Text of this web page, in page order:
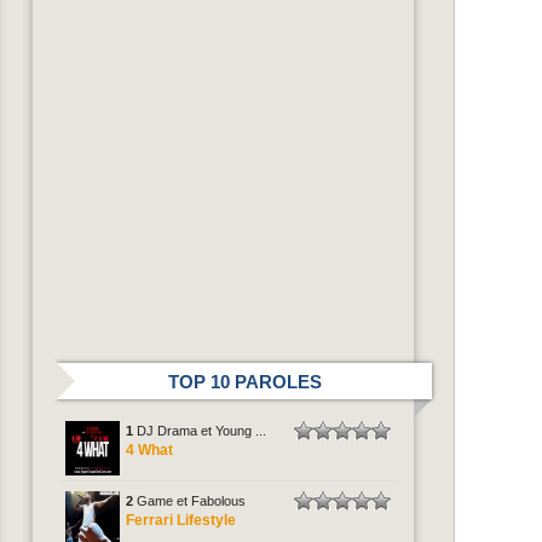
TOP 10 PAROLES
1 DJ Drama et Young ...
4 What
2 Game et Fabolous
Ferrari Lifestyle